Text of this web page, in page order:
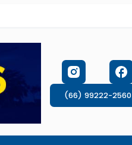
(66) 99222-2560